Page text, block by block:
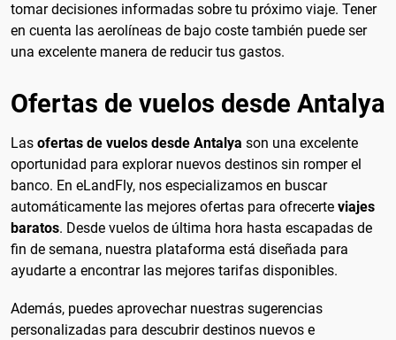
tomar decisiones informadas sobre tu próximo viaje. Tener
en cuenta las aerolíneas de bajo coste también puede ser
una excelente manera de reducir tus gastos.
Ofertas de vuelos desde Antalya
Las ofertas de vuelos desde Antalya son una excelente
oportunidad para explorar nuevos destinos sin romper el
banco. En eLandFly, nos especializamos en buscar
automáticamente las mejores ofertas para ofrecerte viajes
baratos. Desde vuelos de última hora hasta escapadas de
fin de semana, nuestra plataforma está diseñada para
ayudarte a encontrar las mejores tarifas disponibles.
Además, puedes aprovechar nuestras sugerencias
personalizadas para descubrir destinos nuevos e